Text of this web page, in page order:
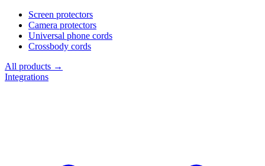
Screen protectors
Camera protectors
Universal phone cords
Crossbody cords
All products →
Integrations